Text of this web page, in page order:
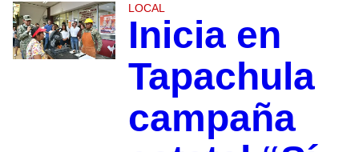
LOCAL
Inicia en
Tapachula
campaña